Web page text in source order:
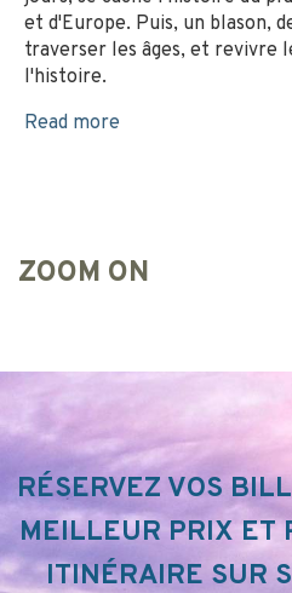
et d'Europe. Puis, un blason,
traverser les âges, et revivre
l'histoire.
Read more
ZOOM ON
RÉSERVEZ VOS
MEILLEUR PRIX ET
ITINÉRAIRE SUR